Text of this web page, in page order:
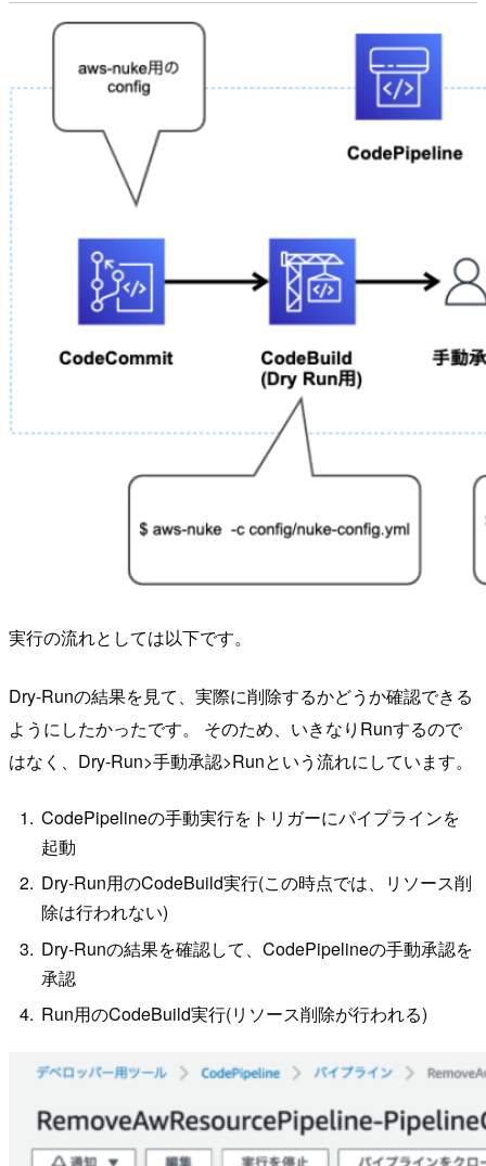
実行の流れとしては以下です。
Dry-Runの結果を見て、実際に削除するかどうか確認できる
ようにしたかったです。 そのため、いきなりRunするので
はなく、Dry-Run>手動承認>Runという流れにしています。
CodePipelineの手動実行をトリガーにパイプラインを
起動
Dry-Run用のCodeBuild実行(この時点では、リソース削
除は行われない)
Dry-Runの結果を確認して、CodePipelineの手動承認を
承認
Run用のCodeBuild実行(リソース削除が行われる)